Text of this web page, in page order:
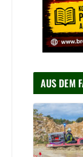
AUS DEM